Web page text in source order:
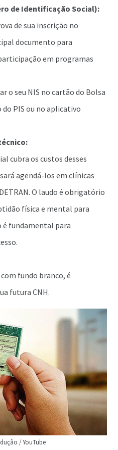
de Identificação Social):
de sua inscrição no
documento para
em programas
o seu NIS no cartão do Bolsa
PIS ou no aplicativo
cubra os custos desses
agendá-los em clínicas
O laudo é obrigatório
física e mental para
é fundamental para
fundo branco, é
futura CNH.
/ YouTube